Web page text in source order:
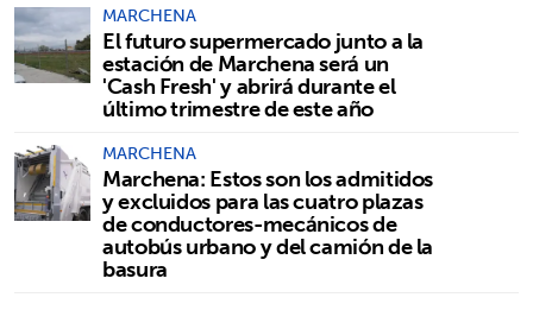
MARCHENA
El futuro supermercado junto a la
estación de Marchena será un
'Cash Fresh' y abrirá durante el
último trimestre de este año
MARCHENA
Marchena: Estos son los admitidos
y excluidos para las cuatro plazas
de conductores-mecánicos de
autobús urbano y del camión de la
basura